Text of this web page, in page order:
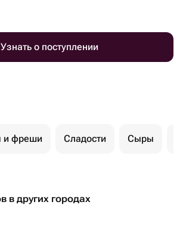
Узнать о поступлении
и фреши Сладости Сыры
в других городах